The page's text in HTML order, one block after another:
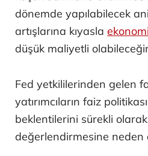
dönemde yapılabilecek
artışlarına kıyasla ekonomi
düşük maliyetli
Fed yetkililerinden gelen
yatırımcıların faiz
beklentilerini sürekli
değerlendirmesine neden